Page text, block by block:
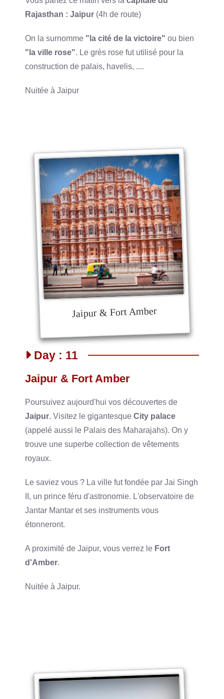
Rajasthan : Jaipur (4h de route)
On la surnomme "la cité de la victoire" ou bien
"la ville rose". Le grès rose fut utilisé pour la
construction de palais, havelis, ....
Nuitée à Jaipur
Jaipur & Fort Amber
Day : 11
Jaipur & Fort Amber
Poursuivez aujourd'hui vos découvertes de
Jaipur. Visitez le gigantesqueCity palace
(appelé aussi le Palais des Maharajahs). On y
trouve une superbe collection de vêtements
royaux.
Le saviez vous ? La ville fut fondée par Jai Singh
II, un prince féru d'astronomie. L'observatoire de
Jantar Mantar et ses instruments vous
étonneront.
A proximité de Jaipur, vous verrez le Fort
d'Amber.
Nuitée à Jaipur.